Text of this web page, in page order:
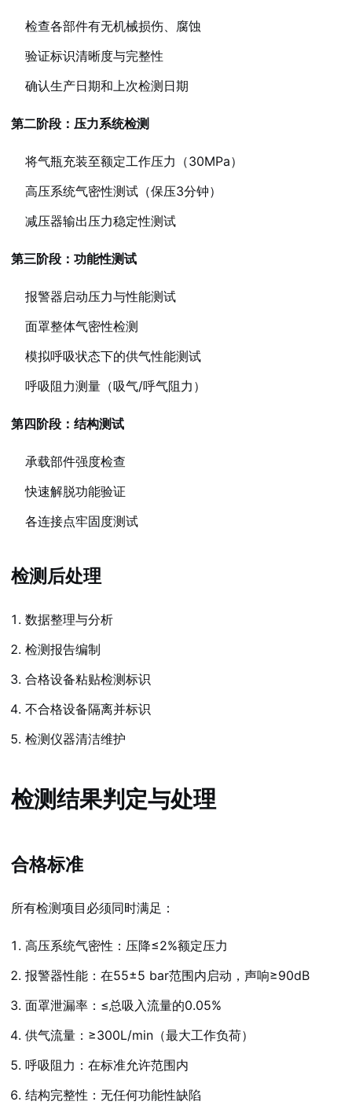
检查各部件有无机械损伤、腐蚀
验证标识清晰度与完整性
确认生产日期和上次检测日期
第二阶段：压力系统检测
将气瓶充装至额定工作压力（30MPa）
高压系统气密性测试（保压3分钟）
减压器输出压力稳定性测试
第三阶段：功能性测试
报警器启动压力与性能测试
面罩整体气密性检测
模拟呼吸状态下的供气性能测试
呼吸阻力测量（吸气/呼气阻力）
第四阶段：结构测试
承载部件强度检查
快速解脱功能验证
各连接点牢固度测试
检测后处理
数据整理与分析
检测报告编制
合格设备粘贴检测标识
不合格设备隔离并标识
检测仪器清洁维护
检测结果判定与处理
合格标准
所有检测项目必须同时满足：
高压系统气密性：压降≤2%额定压力
报警器性能：在55±5 bar范围内启动，声响≥90dB
面罩泄漏率：≤总吸入流量的0.05%
供气流量：≥300L/min（最大工作负荷）
呼吸阻力：在标准允许范围内
结构完整性：无任何功能性缺陷